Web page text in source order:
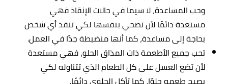
وحب المساعدة، لا سيما في حالات الإنقاذ فهي
مستعدة دائمًا لأن تضحي بنفسها لكي تنقذ أي شخص
بحاجة إلى مساعدة، كما أنها منضبطة جدًا في العمل.
تحب جميع الأطعمة ذات المذاق الحلو، فهي مستعدة
لأن تضع العسل على كل الطعام الذي تتناوله لكي